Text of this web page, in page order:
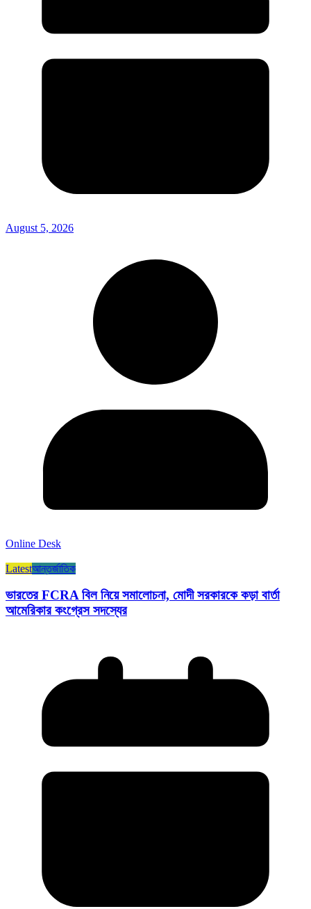
August 5, 2026
Online Desk
Latestআন্তর্জাতিক
ভারতের FCRA বিল নিয়ে সমালোচনা, মোদী সরকারকে কড়া বার্তা
আমেরিকার কংগ্রেস সদস্যের